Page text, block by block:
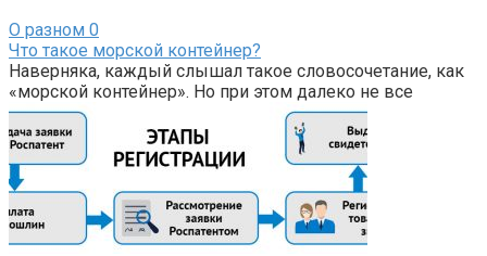
О разном 0
Что такое морской контейнер?
Наверняка, каждый слышал такое словосочетание, как
«морской контейнер». Но при этом далеко не все